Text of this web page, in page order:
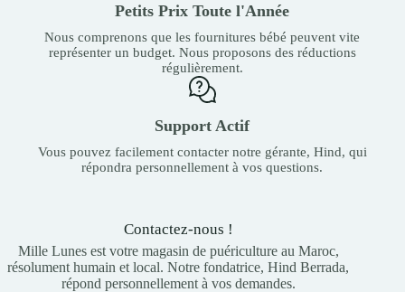
Petits Prix Toute l'Année
Nous comprenons que les fournitures bébé peuvent vite
représenter un budget. Nous proposons des réductions
régulièrement.
Support Actif
Vous pouvez facilement contacter notre gérante, Hind, qui
répondra personnellement à vos questions.
Contactez-nous !
Mille Lunes est votre magasin de puériculture au Maroc,
résolument humain et local. Notre fondatrice, Hind Berrada,
répond personnellement à vos demandes.